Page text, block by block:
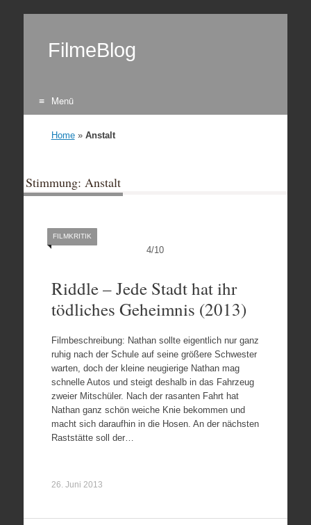
FilmeBlog
Menü
Home» Anstalt
Stimmung: Anstalt
4/10
FILMKRITIK
Riddle – Jede Stadt hat ihr
tödliches Geheimnis (2013)
Filmbeschreibung: Nathan sollte eigentlich nur ganz
ruhig nach der Schule auf seine größere Schwester
warten, doch der kleine neugierige Nathan mag
schnelle Autos und steigt deshalb in das Fahrzeug
zweier Mitschüler. Nach der rasanten Fahrt hat
Nathan ganz schön weiche Knie bekommen und
macht sich daraufhin in die Hosen. An der nächsten
Raststätte soll der…
26. Juni 2013